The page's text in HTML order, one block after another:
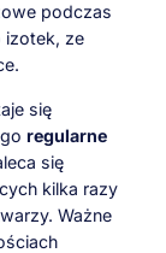
podczas
izotek, ze
się
regularne
się
kilka razy
Ważne